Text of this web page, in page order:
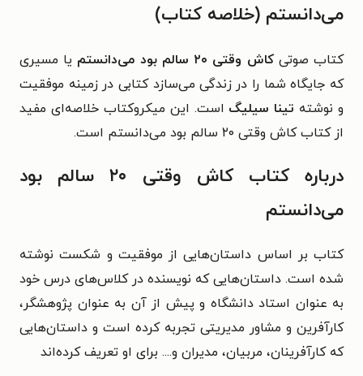
‌می‌دانستم (خلاصه کتاب)
کتاب صوتیکاش وقتی ۲۰ سالم بود ‌می‌دانستم
یا مسیری
که جایگاه شما را در زندگی می‌سازد کتابی در زمینه موفقیت
و نوشته تینا سیلیگ است. این میکروکتاب خلاصه‌ای مفید
از کتاب کاش وقتی ۲۰ سالم بود ‌می‌دانستم است.
درباره کتاب کاش وقتی ۲۰ سالم بود
‌می‌دانستم
کتاب بر اساس داستان‌هایی از موفقیت و شکست نوشته
شده است. داستان‌هایی که نویسنده در کلاس‌های درس خود
به عنوان استاد دانشگاه و پیش از آن به عنوان پژوهشگر،
کارآفرین و مشاور مدیریتی تجربه کرده است و داستان‌هایی
که کارآفرینان، مربیان، مدیران و.... برای او تعریف کرده‌اند